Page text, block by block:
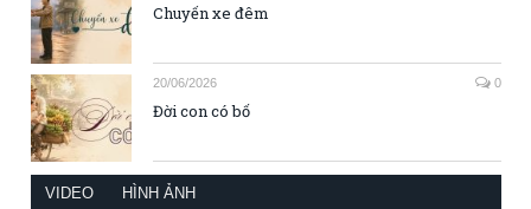
Chuyến xe đêm
20/06/2026 0
Đời con có bố
VIDEO HÌNH ẢNH